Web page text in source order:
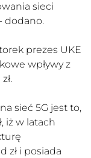
sieci
dodano.
prezes UKE
wpływy z
sieć 5G jest to,
iż w latach
zł i posiada